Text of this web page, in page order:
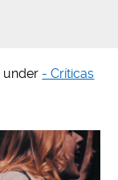
under - Críticas